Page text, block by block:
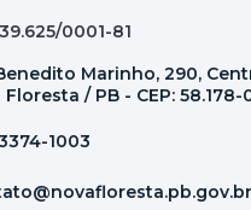
0001-81
Marinho, 290,
Floresta / PB - CEP: 58.178-
1003